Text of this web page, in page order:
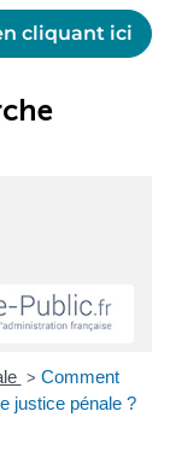
cliquant ici
> Comment
justice pénale ?